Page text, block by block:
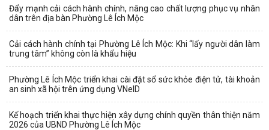
Đẩy mạnh cải cách hành chính, nâng cao chất lượng phục vụ nhân
dân trên địa bàn Phường Lê Ích Mộc
Cải cách hành chính tại Phường Lê Ích Mộc: Khi “lấy người dân làm
trung tâm” không còn là khẩu hiệu
Phường Lê Ích Mộc triển khai cài đặt sổ sức khỏe điện tử, tài khoản
an sinh xã hội trên ứng dụng VNeID
Kế hoạch triển khai thực hiện xây dựng chính quyền thân thiện năm
2026 của UBND Phường Lê Ích Mộc